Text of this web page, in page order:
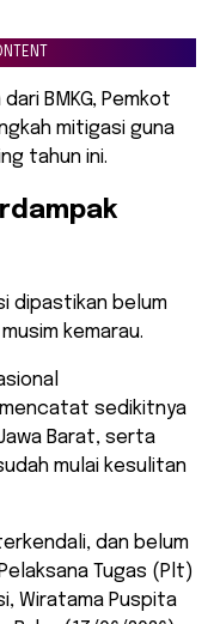
BMKG, Pemkot
mitigasi guna
tahun ini.
dipastikan belum
kemarau.
mencatat sedikitnya
Barat, serta
mulai kesulitan
dan belum
Tugas (Plt)
Wiratama Puspita